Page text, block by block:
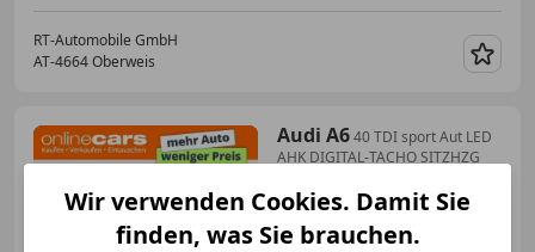
RT-Automobile GmbH
AT-4664 Oberweis
Audi A640 TDI sport Aut LED
AHK DIGITAL-TACHO SITZHZG
Wir verwenden Cookies. Damit Sie
finden, was Sie brauchen.